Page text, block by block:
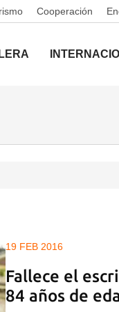
Cooperación
19 FEB 2016
Fallece el
84 años de